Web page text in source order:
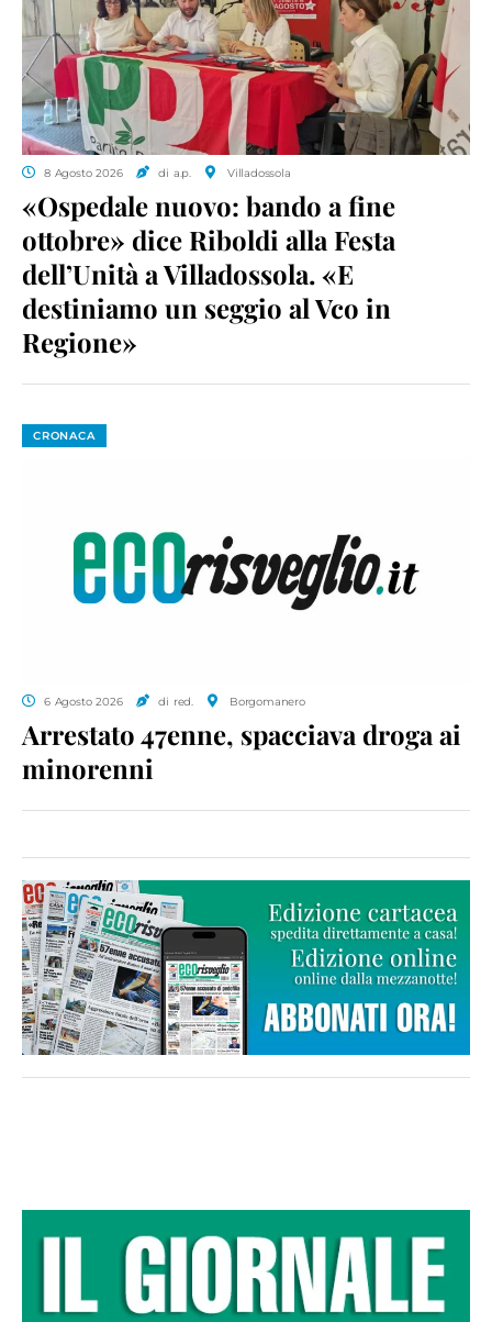
8 Agosto 2026 di a.p. Villadossola
«Ospedale nuovo: bando a fine
ottobre» dice Riboldi alla Festa
dell’Unità a Villadossola. «E
destiniamo un seggio al Vco in
Regione»
CRONACA
6 Agosto 2026 di red. Borgomanero
Arrestato 47enne, spacciava droga ai
minorenni